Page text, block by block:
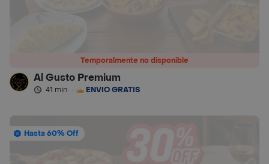
Temporalmente no disponible
Al Gusto Premium
41 min · ENVÍO GRATIS
Hasta 60% Off